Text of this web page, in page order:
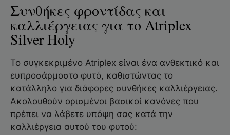
Συνθήκες φροντίδας και
καλλιέργειας για το Atriplex
Silver Holy
Το συγκεκριμένο Atriplex είναι ένα ανθεκτικό και
ευπροσάρμοστο φυτό, καθιστώντας το
κατάλληλο για διάφορες συνθήκες καλλιέργειας.
Ακολουθούν ορισμένοι βασικοί κανόνες που
πρέπει να λάβετε υπόψη σας κατά την
καλλιέργεια αυτού του φυτού: